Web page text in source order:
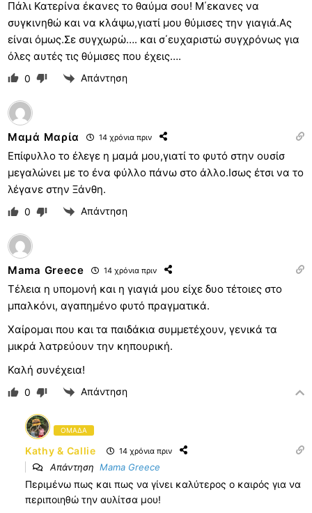
Πάλι Κατερίνα έκανες το θαύμα σου! Μ΄εκανες να
συγκινηθώ και να κλάψω,γιατί μου θύμισες την γιαγιά.Ας
είναι όμως.Σε συγχωρώ…. και σ΄ευχαριστώ συγχρόνως για
όλες αυτές τις θύμισες που έχεις….
0 Απάντηση
Μαμά Μαρία 14 χρόνια πριν
Επίφυλλο το έλεγε η μαμά μου,γιατί το φυτό στην ουσίσ
μεγαλώνει με το ένα φύλλο πάνω στο άλλο.Ισως έτσι να το
λέγανε στην Ξάνθη.
0 Απάντηση
Mama Greece 14 χρόνια πριν
Τέλεια η υπομονή και η γιαγιά μου είχε δυο τέτοιες στο
μπαλκόνι, αγαπημένο φυτό πραγματικά.
Χαίρομαι που και τα παιδάκια συμμετέχουν, γενικά τα
μικρά λατρεύουν την κηπουρική.
Καλή συνέχεια!
0 Απάντηση
ΟΜΑΔΑ
Kathy & Callie 14 χρόνια πριν
Απάντηση Mama Greece
Περιμένω πως και πως να γίνει καλύτερος ο καιρός για να
περιποιηθώ την αυλίτσα μου!